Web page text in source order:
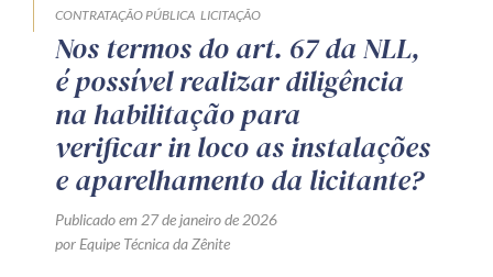
CONTRATAÇÃO PÚBLICA LICITAÇÃO
Nos termos do art. 67 da NLL,
é possível realizar diligência
na habilitação para
verificar in loco as instalações
e aparelhamento da licitante?
Publicado em 27 de janeiro de 2026
por Equipe Técnica da Zênite